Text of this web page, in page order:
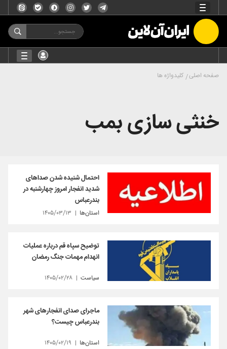
صفحه اصلی کلیدواژه ها
خنثی سازی بمب
احتمال شنیده شدن صداهای
شدید انفجار امروز چهارشنبه در
بندرعباس
استان‌ها ۱۴۰۵/۰۳/۱۳
توضیح سپاه قم درباره عملیات
انهدام مهمات جنگ رمضان
سیاست ۱۴۰۵/۰۲/۲۸
ماجرای صدای انفجارهای شهر
بندرعباس چیست؟
استان‌ها ۱۴۰۵/۰۲/۱۹